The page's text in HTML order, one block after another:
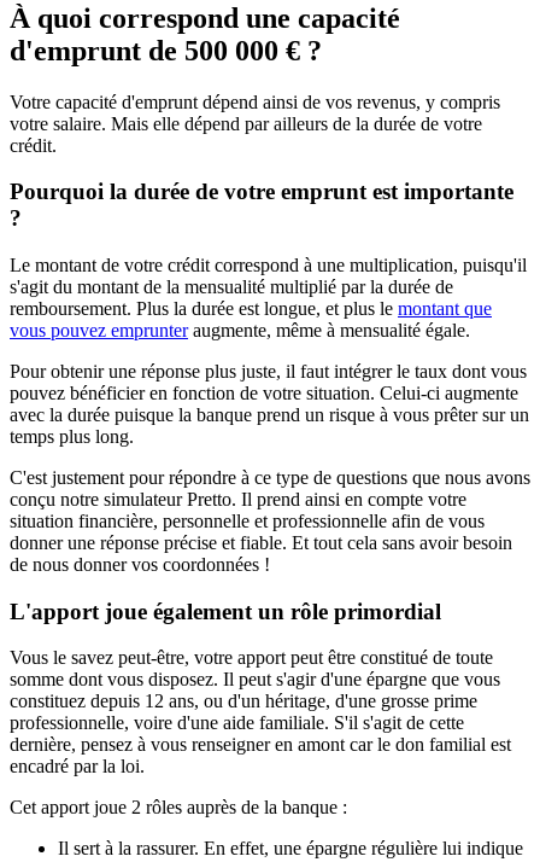
À quoi correspond une capacité
d'emprunt de 500 000 € ?
Votre capacité d'emprunt dépend ainsi de vos revenus, y compris
votre salaire. Mais elle dépend par ailleurs de la durée de votre
crédit.
Pourquoi la durée de votre emprunt est importante
?
Le montant de votre crédit correspond à une multiplication, puisqu'il
s'agit du montant de la mensualité multiplié par la durée de
remboursement. Plus la durée est longue, et plus le montant que
vous pouvez emprunteraugmente, même à mensualité égale.
Pour obtenir une réponse plus juste, il faut intégrer le taux dont vous
pouvez bénéficier en fonction de votre situation. Celui-ci augmente
avec la durée puisque la banque prend un risque à vous prêter sur un
temps plus long.
C'est justement pour répondre à ce type de questions que nous avons
conçu notre simulateur Pretto. Il prend ainsi en compte votre
situation financière, personnelle et professionnelle afin de vous
donner une réponse précise et fiable. Et tout cela sans avoir besoin
de nous donner vos coordonnées !
L'apport joue également un rôle primordial
Vous le savez peut-être, votre apport peut être constitué de toute
somme dont vous disposez. Il peut s'agir d'une épargne que vous
constituez depuis 12 ans, ou d'un héritage, d'une grosse prime
professionnelle, voire d'une aide familiale. S'il s'agit de cette
dernière, pensez à vous renseigner en amont car le don familial est
encadré par la loi.
Cet apport joue 2 rôles auprès de la banque :
Il sert à la rassurer. En effet, une épargne régulière lui indique